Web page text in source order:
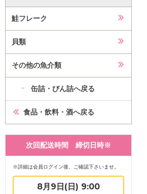
鮭フレーク
貝類
その他の魚介類
缶詰・びん詰へ戻る
食品・飲料・酒へ戻る
次回配送時間 締切日時※
※詳細は会員ログイン後、ご確認下さいませ。
8月9日(日) 9:00